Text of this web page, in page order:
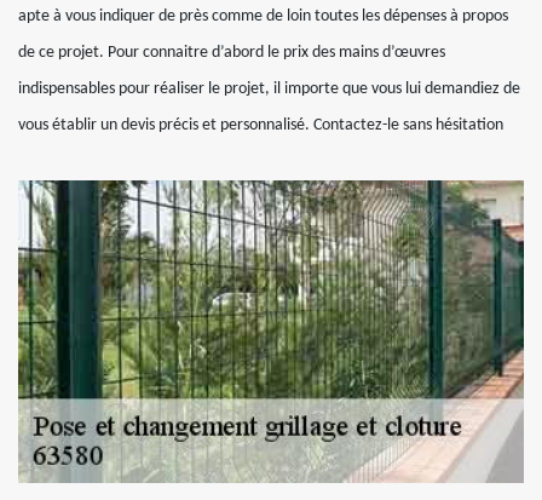
apte à vous indiquer de près comme de loin toutes les dépenses à propos
de ce projet. Pour connaitre d’abord le prix des mains d’œuvres
indispensables pour réaliser le projet, il importe que vous lui demandiez de
vous établir un devis précis et personnalisé. Contactez-le sans hésitation